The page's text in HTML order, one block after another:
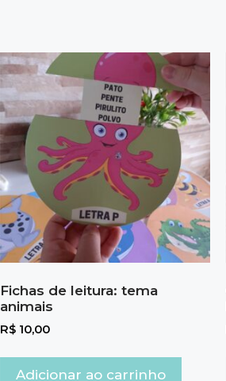
Fichas de leitura: tema
animais
R$ 10,00
Adicionar ao carrinho